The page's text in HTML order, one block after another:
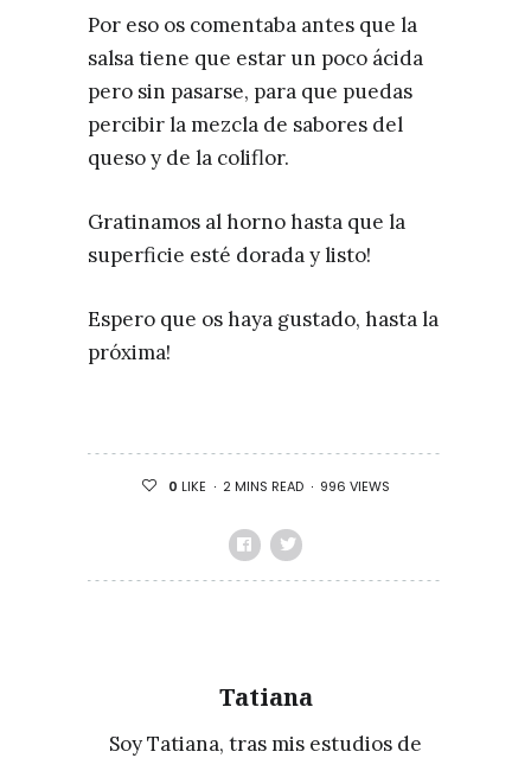
Por eso os comentaba antes que la
salsa tiene que estar un poco ácida
pero sin pasarse, para que puedas
percibir la mezcla de sabores del
queso y de la coliflor.
Gratinamos al horno hasta que la
superficie esté dorada y listo!
Espero que os haya gustado, hasta la
próxima!
0 LIKE 2 MINS READ 996 VIEWS
Tatiana
Soy Tatiana, tras mis estudios de